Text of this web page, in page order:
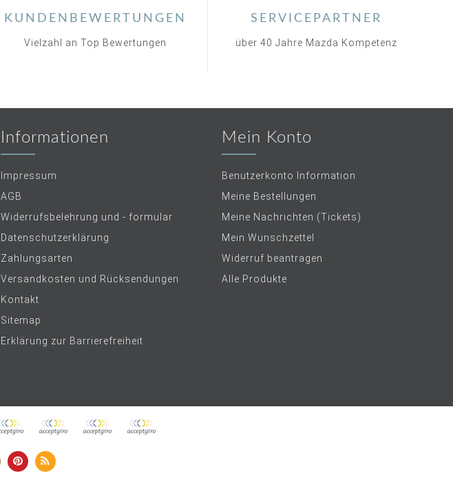
KUNDENBEWERTUNGEN
Vielzahl an Top Bewertungen
SERVICEPARTNER
über 40 Jahre Mazda Kompetenz
Informationen
Impressum
AGB
Widerrufsbelehrung und - formular
Datenschutzerklärung
Zahlungsarten
Versandkosten und Rücksendungen
Kontakt
Sitemap
Erklärung zur Barrierefreiheit
Mein Konto
Benutzerkonto Information
Meine Bestellungen
Meine Nachrichten (Tickets)
Mein Wunschzettel
Widerruf beantragen
Alle Produkte